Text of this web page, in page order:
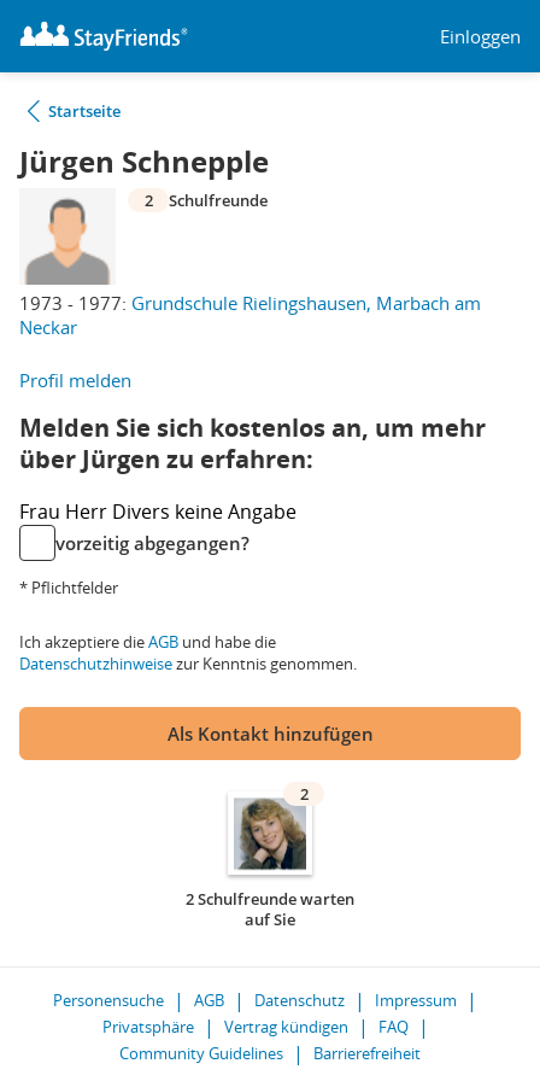
Einloggen
Startseite
Jürgen Schnepple
1973 - 1977: Grundschule Rielingshausen, Marbach am
Neckar
2 Schulfreunde
Profil melden
Melden Sie sich kostenlos an, um mehr
über Jürgen zu erfahren:
Frau Herr Divers keine Angabe
vorzeitig abgegangen?
* Pflichtfelder
Ich akzeptiere dieAGB und habe die
Datenschutzhinweisezur Kenntnis genommen.
Als Kontakt hinzufügen
2
2 Schulfreunde warten
auf Sie
Personensuche AGB Datenschutz
Impressum
Privatsphäre
Vertrag kündigen
FAQ
Community Guidelines
Barrierefreiheit